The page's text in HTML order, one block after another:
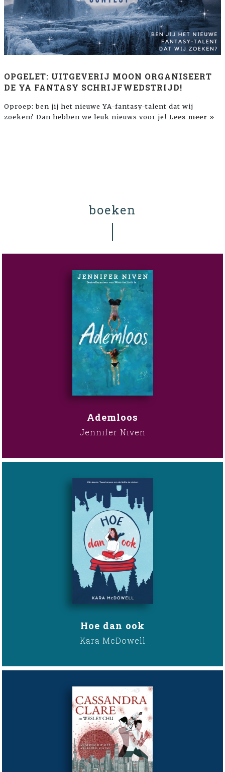
OPGELET: UITGEVERIJ MOON ORGANISEERT
DE YA FANTASY SCHRIJFWEDSTRIJD!
Oproep: ben jij het nieuwe YA-fantasy-talent dat wij
zoeken? Dan hebben we leuk nieuws voor je! Lees meer »
boeken
Ademloos
Jennifer Niven
Hoe dan ook
Kara McDowell